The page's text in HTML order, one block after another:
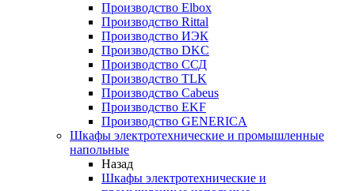
Производство Elbox
Производство Rittal
Производство ИЭК
Производство DKC
Производство ССД
Производство TLK
Производство Cabeus
Производство EKF
Производство GENERICA
Шкафы электротехнические и промышленные
напольные
Назад
Шкафы электротехнические и